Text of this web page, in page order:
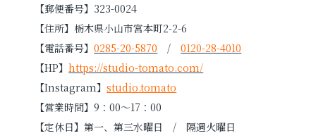
【郵便番号】323-0024
【住所】栃木県小山市宮本町2-2-6
【電話番号】0285-20-5870 /0120-28-4010
【HP】https://studio-tomato.com/
【Instagram】studio.tomato
【営業時間】9：00～17：00
【定休日】第一、第三水曜日 / 隔週火曜日